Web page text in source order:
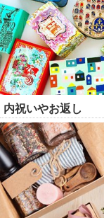
内祝いやお返し